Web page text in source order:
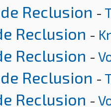
Reclusion -
Reclusion -
Reclusion -
Reclusion -
Reclusion -